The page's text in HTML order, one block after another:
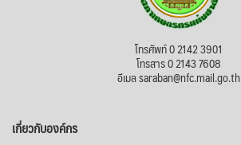
โทรศัพท์ 0 2142 3901
โทรสาร 0 2143 7608
อีเมล saraban@nfc.mail.go.th
เกี่ยวกับองค์กร